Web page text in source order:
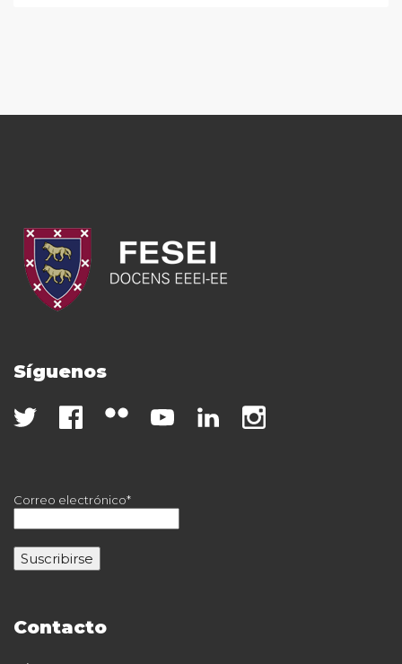
Síguenos
Correo electrónico*
Contacto